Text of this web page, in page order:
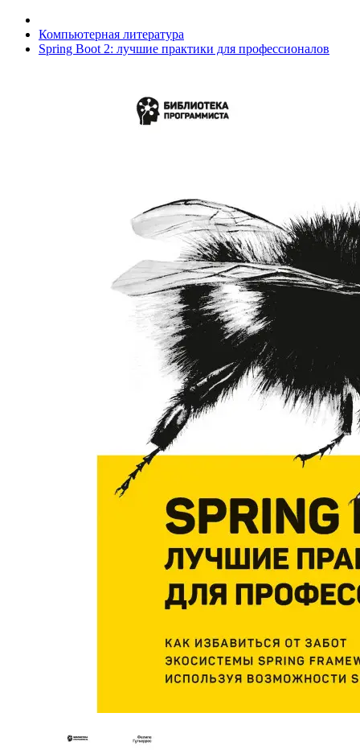
Компьютерная литература
Spring Boot 2: лучшие практики для профессионалов